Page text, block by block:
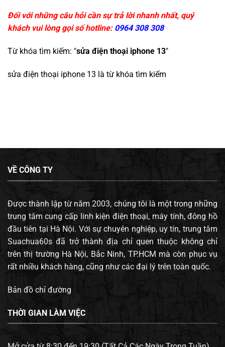
Đối với những câu hỏi cần sự trả lời nhanh nhất, quý
khách vui lòng gọi số hotline: 0964 308 308
Từ khóa tìm kiếm: "sửa điện thoại iphone 13"
sửa điện thoại iphone 13 là từ khóa tìm kiếm
VỀ CÔNG TY
Được thành lập từ năm 2003, chúng tôi là một trong những
trung tâm cung cấp linh kiện điện thoại, máy tính, đông hồ
đầu tiên tại Hà Nội. Với sự chuyên nghiệp, uy tín, trung tâm
Suachua60s đã trở thành địa chỉ quen thuộc không chỉ
trên thị trường Hà Nội, Bắc Ninh, TP.HCM mà còn phục vụ
rất nhiều khách hàng, cũng như các đại lý trên toàn quốc.
Bản đồ chỉ đường
THỜI GIAN LÀM VIỆC